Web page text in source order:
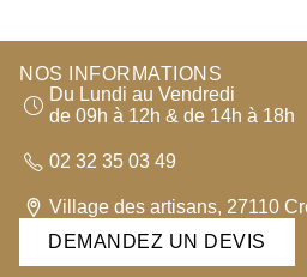
NOS INFORMATIONS
Du Lundi au Vendredi
de 09h à 12h & de 14h à 18h
02 32 35 03 49
Village des artisans, 27110
DEMANDEZ UN DEVIS